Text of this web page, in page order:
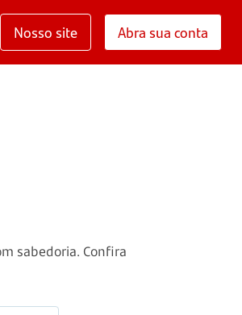
Nosso site Abra sua conta
sabedoria. Confira